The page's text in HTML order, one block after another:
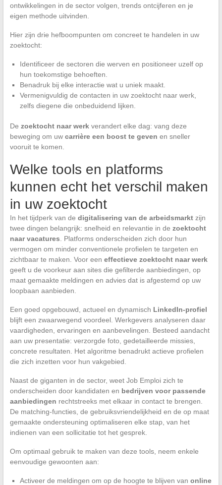
ontwikkelingen in de sector volgen, trends ontcijferen en je
eigen methode uitvinden.
Hier zijn drie hefboompunten om concreet te handelen in uw
zoektocht:
Identificeer de sectoren die werven en positioneer uzelf op
hun toekomstige behoeften.
Benadruk bij elke interactie wat u uniek maakt.
Vermenigvuldig de contacten in uw zoektocht naar werk,
zelfs diegene die onbeduidend lijken.
De zoektocht naar werkverandert elke dag: vang deze
beweging om uw carrière een boost te geven en sneller
vooruit te komen.
Welke tools en platforms
kunnen echt het verschil maken
in uw zoektocht
In het tijdperk van de digitalisering van de arbeidsmarktzijn
twee dingen belangrijk: snelheid en relevantie in de zoektocht
naar vacatures . Platforms onderscheiden zich door hun
vermogen om minder conventionele profielen te targeten en
zichtbaar te maken. Voor een effectieve zoektocht naar werk
geeft u de voorkeur aan sites die gefilterde aanbiedingen, op
maat gemaakte meldingen en advies dat is afgestemd op uw
loopbaan aanbieden.
Een goed opgebouwd, actueel en dynamisch LinkedIn-profiel
blijft een zwaarwegend voordeel. Werkgevers analyseren daar
vaardigheden, ervaringen en aanbevelingen. Besteed aandacht
aan uw presentatie: verzorgde foto, gedetailleerde missies,
concrete resultaten. Het algoritme benadrukt actieve profielen
die zich inzetten voor hun vakgebied.
Naast de giganten in de sector, weet Job Emploi zich te
onderscheiden door kandidaten en bedrijven voor passende
aanbiedingen rechtstreeks met elkaar in contact te brengen.
De matching-functies, de gebruiksvriendelijkheid en de op maat
gemaakte ondersteuning optimaliseren elke stap, van het
indienen van een sollicitatie tot het gesprek.
Om optimaal gebruik te maken van deze tools, neem enkele
eenvoudige gewoonten aan:
Activeer de meldingen om op de hoogte te blijven van online